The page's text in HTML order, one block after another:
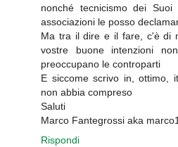
nonché tecnicismo dei
associazioni le posso
Ma tra il dire e il fare, c'è di
vostre buone intenzioni
preoccupano le controparti
E siccome scrivo in, ottimo,
non abbia compreso
Saluti
Marco Fantegrossi aka
Rispondi